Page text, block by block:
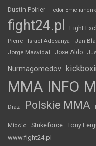
Dustin Poirier Fedor
fight24.pl Fight
Pierre
Israel Adesanya Jan
Jorge Masvidal Jose Aldo
Nurmagomedov
MMA INFO
Diaz Polskie MMA
Miocic Strikeforce Tony
www.fight24.pl